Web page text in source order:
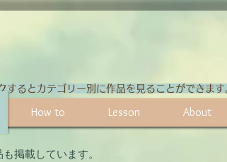
するとカテゴリー別に作品を見ることができます
How to Lesson About
掲載しています。